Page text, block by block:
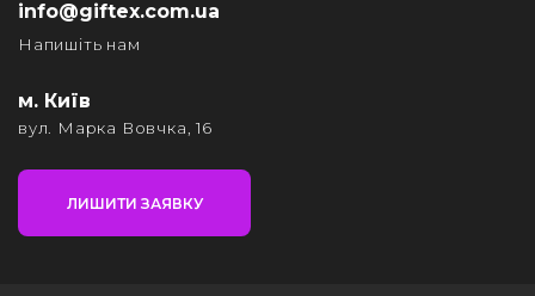
info@giftex.com.ua
Напишіть нам
м. Київ
вул. Марка Вовчка, 16
ЛИШИТИ ЗАЯВКУ